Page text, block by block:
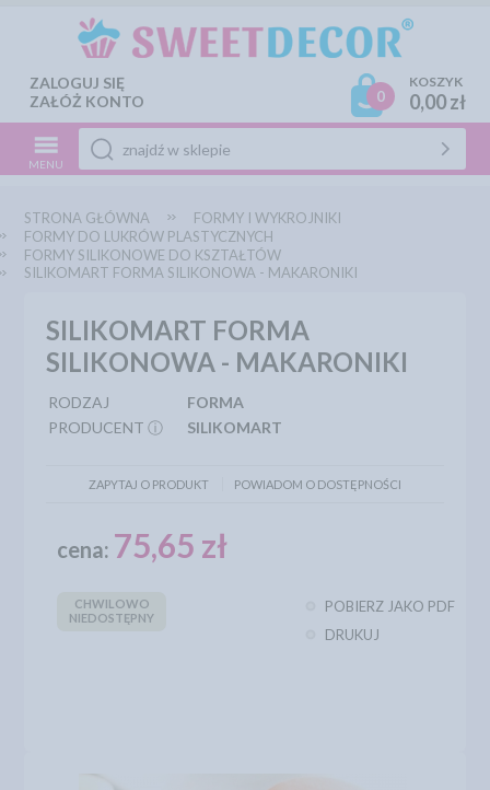
ZALOGUJ SIĘ
ZAŁÓŻ KONTO
0
KOSZYK
0,00 zł
MENU
STRONA GŁÓWNA
FORMY I WYKROJNIKI
FORMY DO LUKRÓW PLASTYCZNYCH
FORMY SILIKONOWE DO KSZTAŁTÓW
SILIKOMART FORMA SILIKONOWA - MAKARONIKI
SILIKOMART FORMA
SILIKONOWA - MAKARONIKI
RODZAJ
FORMA
PRODUCENT ⓘ
SILIKOMART
ZAPYTAJ O PRODUKT POWIADOM O DOSTĘPNOŚCI
cena: 75,65 zł
CHWILOWO
NIEDOSTĘPNY
POBIERZ JAKO PDF
DRUKUJ